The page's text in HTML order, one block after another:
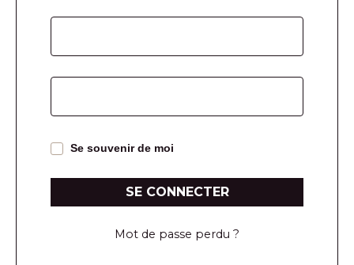
Se souvenir de moi
SE CONNECTER
Mot de passe perdu ?